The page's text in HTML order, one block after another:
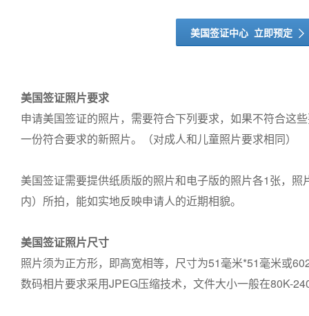
美国签证中心 立即预定 ꀑ
美国签证照片要求
申请美国签证的照片，需要符合下列要求，如果不符合这
一份符合要求的新照片。（对成人和儿童照片要求相同）
美国签证需要提供纸质版的照片和电子版的照片各1张，
内）所拍，能如实地反映申请人的近期相貌。
美国签证照片尺寸
照片须为正方形，即高宽相等，尺寸为51毫米*51毫米或
数码相片要求采用JPEG压缩技术，文件大小一般在80K-